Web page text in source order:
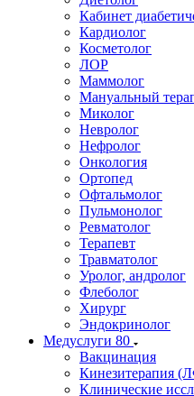
Кабинет
Кардиолог
Косметолог
ЛОР
Маммолог
Мануальный
Миколог
Невролог
Нефролог
Онкология
Ортопед
Офтальмолог
Пульмонолог
Ревматолог
Терапевт
Травматолог
Уролог, андролог
Флеболог
Хирург
Эндокринолог
Медуслуги 80
Вакцинация
Кинезитерапия
Клинические